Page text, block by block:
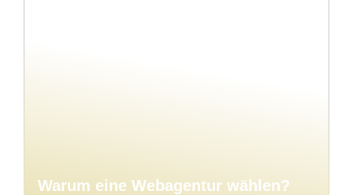
Warum eine Webagentur wählen?